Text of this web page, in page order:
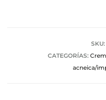
SKU:
CATEGORÍAS:
acneica/